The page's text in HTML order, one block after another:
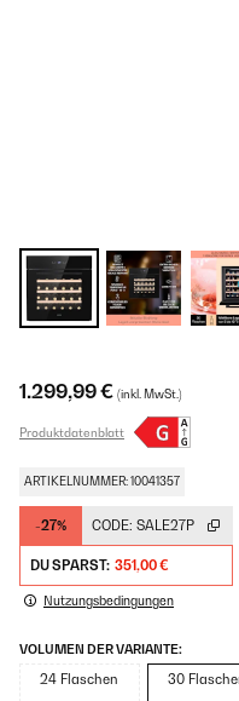
1.299,99 € (inkl. MwSt.)
Produktdatenblatt
ARTIKELNUMMER: 10041357
-27% CODE: SALE27P
DU SPARST: 351,00 €
Nutzungsbedingungen
VOLUMEN DER VARIANTE:
24 Flaschen 30